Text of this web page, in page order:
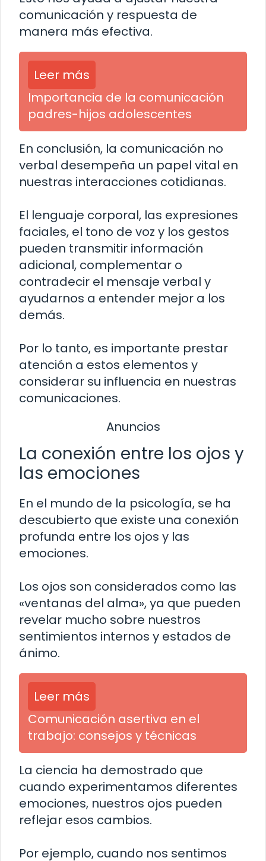
comunicación y respuesta de
manera más efectiva.
Leer más
Importancia de la comunicación
padres-hijos adolescentes
En conclusión, la comunicación no
verbal desempeña un papel vital en
nuestras interacciones cotidianas.
El lenguaje corporal, las expresiones
faciales, el tono de voz y los gestos
pueden transmitir información
adicional, complementar o
contradecir el mensaje verbal y
ayudarnos a entender mejor a los
demás.
Por lo tanto, es importante prestar
atención a estos elementos y
considerar su influencia en nuestras
comunicaciones.
Anuncios
La conexión entre los ojos y
las emociones
En el mundo de la psicología, se ha
descubierto que existe una conexión
profunda entre los ojos y las
emociones.
Los ojos son considerados como las
«ventanas del alma», ya que pueden
revelar mucho sobre nuestros
sentimientos internos y estados de
ánimo.
Leer más
Comunicación asertiva en el
trabajo: consejos y técnicas
La ciencia ha demostrado que
cuando experimentamos diferentes
emociones, nuestros ojos pueden
reflejar esos cambios.
Por ejemplo, cuando nos sentimos